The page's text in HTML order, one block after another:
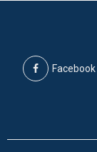
Facebook